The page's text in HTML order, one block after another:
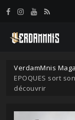
VerdamMnis
EPOQUES sort
découvrir
Panneau de gestion